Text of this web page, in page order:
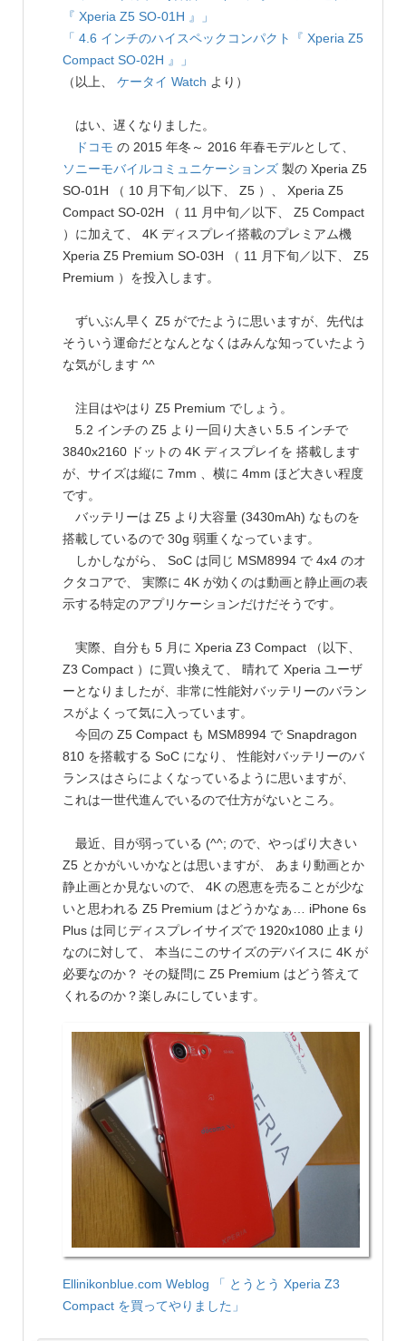
『 Xperia Z5 SO-01H 』」
「 4.6 インチのハイスペックコンパクト『 Xperia Z5
Compact SO-02H 』」
（以上、 ケータイ Watch より）
はい、遅くなりました。
ドコモ の 2015 年冬～ 2016 年春モデルとして、
ソニーモバイルコミュニケーションズ 製の Xperia Z5
SO-01H （ 10 月下旬／以下、 Z5 ）、 Xperia Z5
Compact SO-02H （ 11 月中旬／以下、 Z5 Compact
）に加えて、 4K ディスプレイ搭載のプレミアム機
Xperia Z5 Premium SO-03H （ 11 月下旬／以下、 Z5
Premium ）を投入します。
ずいぶん早く Z5 がでたように思いますが、先代は
そういう運命だとなんとなくはみんな知っていたよう
な気がします ^^
注目はやはり Z5 Premium でしょう。
5.2 インチの Z5 より一回り大きい 5.5 インチで
3840x2160 ドットの 4K ディスプレイを 搭載します
が、サイズは縦に 7mm 、横に 4mm ほど大きい程度
です。
バッテリーは Z5 より大容量 (3430mAh) なものを
搭載しているので 30g 弱重くなっています。
しかしながら、 SoC は同じ MSM8994 で 4x4 のオ
クタコアで、 実際に 4K が効くのは動画と静止画の表
示する特定のアプリケーションだけだそうです。
実際、自分も 5 月に Xperia Z3 Compact （以下、
Z3 Compact ）に買い換えて、 晴れて Xperia ユーザ
ーとなりましたが、非常に性能対バッテリーのバラン
スがよくって気に入っています。
今回の Z5 Compact も MSM8994 で Snapdragon
810 を搭載する SoC になり、 性能対バッテリーのバ
ランスはさらによくなっているように思いますが、
これは一世代進んでいるので仕方がないところ。
最近、目が弱っている (^^; ので、やっぱり大きい
Z5 とかがいいかなとは思いますが、 あまり動画とか
静止画とか見ないので、 4K の恩恵を売ることが少な
いと思われる Z5 Premium はどうかなぁ… iPhone 6s
Plus は同じディスプレイサイズで 1920x1080 止まり
なのに対して、 本当にこのサイズのデバイスに 4K が
必要なのか？ その疑問に Z5 Premium はどう答えて
くれるのか？楽しみにしています。
Ellinikonblue.com Weblog
「 とうとう Xperia Z3
Compact を買ってやりました」